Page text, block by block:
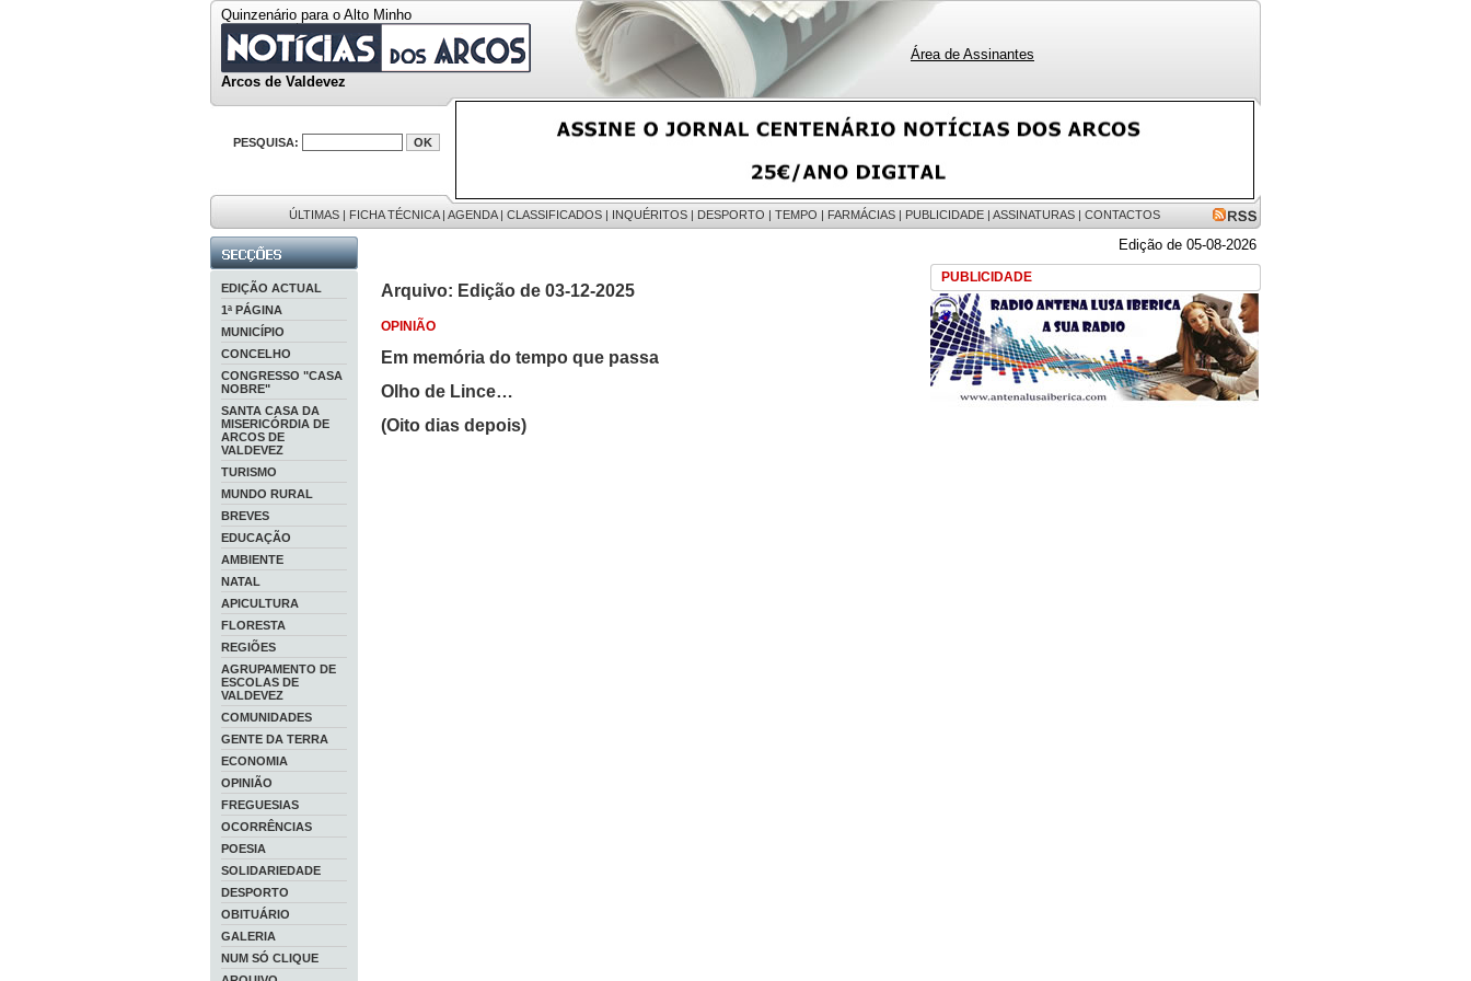
Quinzenário para o Alto Minho
Arcos de Valdevez
Área de Assinantes
PESQUISA:
ÚLTIMAS | FICHA TÉCNICA| AGENDA| CLASSIFICADOS | INQUÉRITOS | DESPORTO | TEMPO | FARMÁCIAS | PUBLICIDADE | ASSINATURAS | CONTACTOS
EDIÇÃO ACTUAL
1ª PÁGINA
MUNICÍPIO
CONCELHO
CONGRESSO "CASA
NOBRE"
SANTA CASA DA
MISERICÓRDIA DE
ARCOS DE
VALDEVEZ
TURISMO
MUNDO RURAL
BREVES
EDUCAÇÃO
AMBIENTE
NATAL
APICULTURA
FLORESTA
REGIÕES
AGRUPAMENTO DE
ESCOLAS DE
VALDEVEZ
COMUNIDADES
GENTE DA TERRA
ECONOMIA
OPINIÃO
FREGUESIAS
OCORRÊNCIAS
POESIA
SOLIDARIEDADE
DESPORTO
OBITUÁRIO
GALERIA
NUM SÓ CLIQUE
Edição de 05-08-2026
PUBLICIDADE
Arquivo: Edição de 03-12-2025
OPINIÃO
Em memória do tempo que passa
Olho de Lince…
(Oito dias depois)